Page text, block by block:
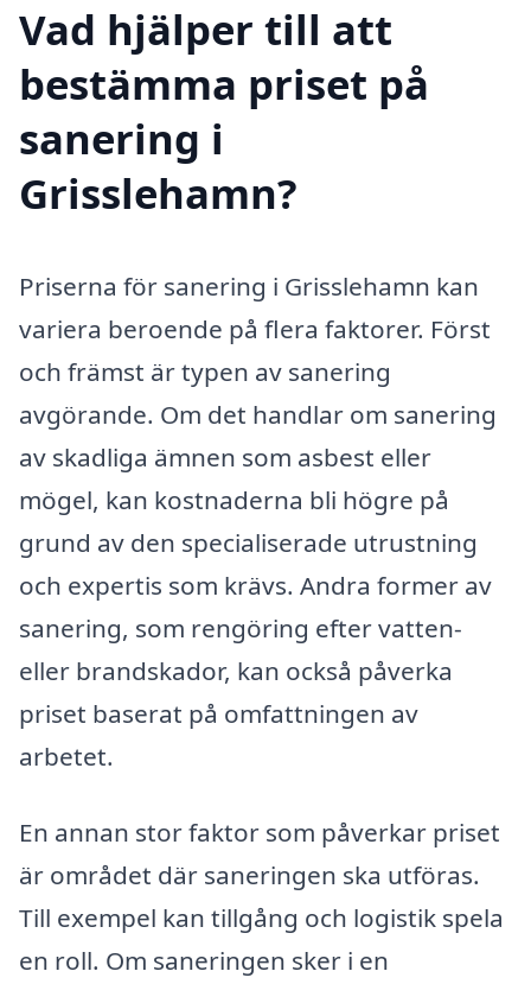
Vad hjälper till att
bestämma priset på
sanering i
Grisslehamn?
Priserna för sanering i Grisslehamn kan
variera beroende på flera faktorer. Först
och främst är typen av sanering
avgörande. Om det handlar om sanering
av skadliga ämnen som asbest eller
mögel, kan kostnaderna bli högre på
grund av den specialiserade utrustning
och expertis som krävs. Andra former av
sanering, som rengöring efter vatten-
eller brandskador, kan också påverka
priset baserat på omfattningen av
arbetet.
En annan stor faktor som påverkar priset
är området där saneringen ska utföras.
Till exempel kan tillgång och logistik spela
en roll. Om saneringen sker i en